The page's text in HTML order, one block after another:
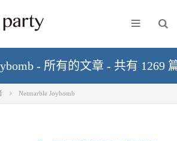
- 所有的文章 - 共有 1269
Netmarble Joybomb